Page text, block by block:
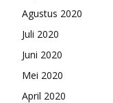
Agustus 2020
Juli 2020
Juni 2020
Mei 2020
April 2020